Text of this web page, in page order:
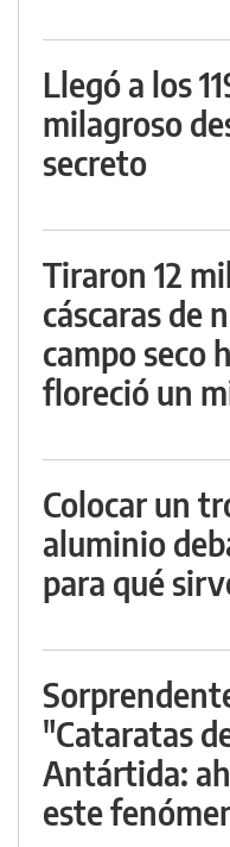
Llegó a los
milagroso
secreto
Tiraron 12
cáscaras de
campo seco
floreció un
Colocar un
aluminio
para qué
"Cataratas
Antártida:
este